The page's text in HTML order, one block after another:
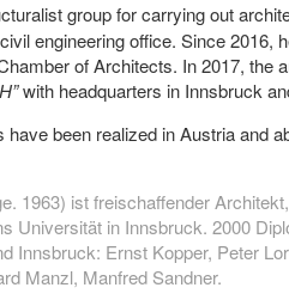
group for carrying out
engineering office. Since 2016,
of Architects. In 2017, the
with headquarters in Innsbruck
been realized in Austria and
1963) ist freischaffender
Universität in Innsbruck. 2000
Innsbruck: Ernst Kopper, Peter
Manzl, Manfred Sandner.